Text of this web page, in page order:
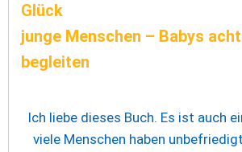
Glück
junge Menschen – Babys
begleiten
Ich liebe dieses Buch. Es ist auch
viele Menschen haben